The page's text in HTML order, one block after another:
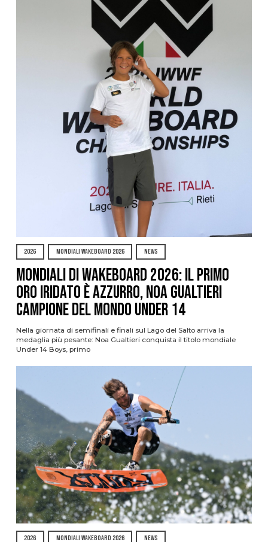
2026 MONDIALI WAKEBOARD 2026 NEWS
Mondiali di Wakeboard 2026: il primo
oro iridato è azzurro, Noa Gualtieri
campione del mondo Under 14
Nella giornata di semifinali e finali sul Lago del Salto arriva la
medaglia più pesante: Noa Gualtieri conquista il titolo mondiale
Under 14 Boys, primo
2026 MONDIALI WAKEBOARD 2026 NEWS